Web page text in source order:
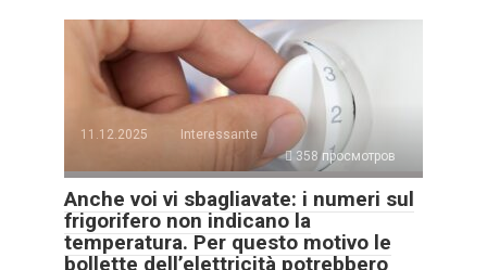
11.12.2025
Interessante
358 просмотров
Anche voi vi sbagliavate: i numeri sul
frigorifero non indicano la
temperatura. Per questo motivo le
bollette dell’elettricità potrebbero